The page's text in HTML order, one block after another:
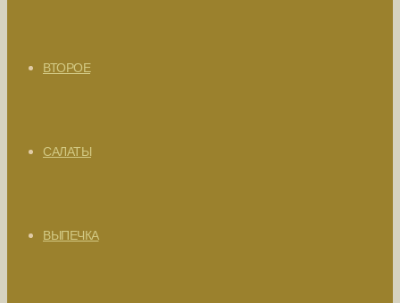
ВТОРОЕ
САЛАТЫ
ВЫПЕЧКА